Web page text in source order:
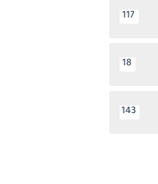
117
18
143